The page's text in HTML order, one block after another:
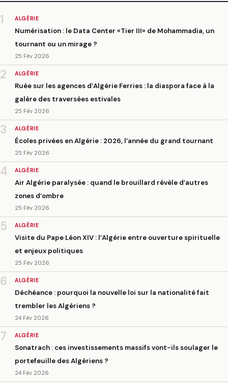
1 ALGÉRIE
Numérisation : le Data Center «Tier III» de Mohammadia, un
tournant ou un mirage ?
25 Fév 2026
2 ALGÉRIE
Ruée sur les agences d’Algérie Ferries : la diaspora face à la
galère des traversées estivales
25 Fév 2026
3 ALGÉRIE
Écoles privées en Algérie : 2026, l’année du grand tournant
25 Fév 2026
4 ALGÉRIE
Air Algérie paralysée : quand le brouillard révèle d’autres
zones d’ombre
25 Fév 2026
5 ALGÉRIE
Visite du Pape Léon XIV : l’Algérie entre ouverture spirituelle
et enjeux politiques
25 Fév 2026
6 ALGÉRIE
Déchéance : pourquoi la nouvelle loi sur la nationalité fait
trembler les Algériens ?
24 Fév 2026
7 ALGÉRIE
Sonatrach : ces investissements massifs vont-ils soulager le
portefeuille des Algériens ?
24 Fév 2026